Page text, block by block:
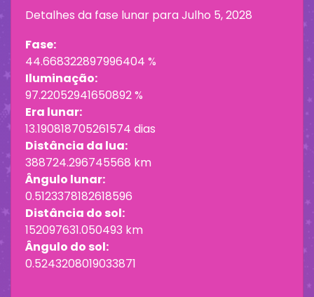
Detalhes da fase lunar paraJulho 5, 2028
Fase:
44.668322897996404 %
Iluminação:
97.22052941650892 %
Era lunar:
13.190818705261574 dias
Distância da lua:
388724.296745568 km
Ângulo lunar:
0.5123378182618596
Distância do sol:
152097631.050493 km
Ângulo do sol:
0.5243208019033871